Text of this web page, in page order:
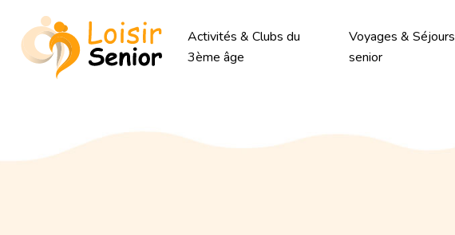
Activités & Clubs du
3ème âge
Voyages & Séjours
senior